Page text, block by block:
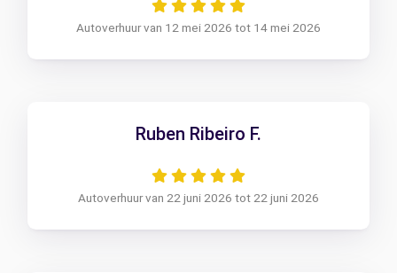
Autoverhuur van 12 mei 2026 tot 14 mei 2026
Ruben Ribeiro F.
Autoverhuur van 22 juni 2026 tot 22 juni 2026